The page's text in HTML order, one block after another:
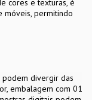
cores e texturas, é
móveis, permitindo
podem divergir das
embalagem com 01